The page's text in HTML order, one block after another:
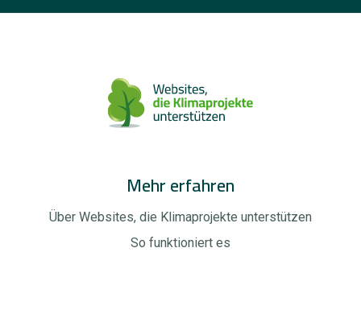
Mehr erfahren
Über Websites, die Klimaprojekte unterstützen
So funktioniert es